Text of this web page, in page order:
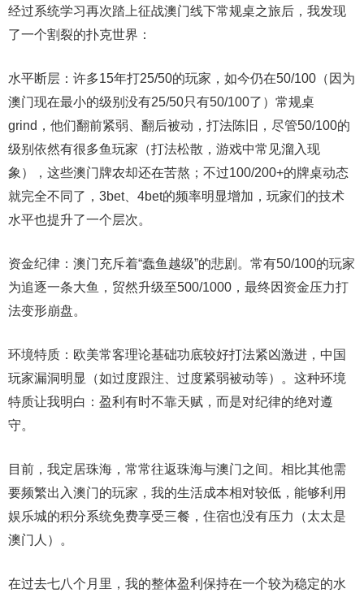
经过系统学习再次踏上征战澳门线下常规桌之旅后，我发现
了一个割裂的扑克世界：
水平断层：许多15年打25/50的玩家，如今仍在50/100（因为
澳门现在最小的级别没有25/50只有50/100了）常规桌
grind，他们翻前紧弱、翻后被动，打法陈旧，尽管50/100的
级别依然有很多鱼玩家（打法松散，游戏中常见溜入现
象），这些澳门牌农却还在苦熬；不过100/200+的牌桌动态
就完全不同了，3bet、4bet的频率明显增加，玩家们的技术
水平也提升了一个层次。
资金纪律：澳门充斥着“蠢鱼越级”的悲剧。常有50/100的玩家
为追逐一条大鱼，贸然升级至500/1000，最终因资金压力打
法变形崩盘。
环境特质：欧美常客理论基础功底较好打法紧凶激进，中国
玩家漏洞明显（如过度跟注、过度紧弱被动等）。这种环境
特质让我明白：盈利有时不靠天赋，而是对纪律的绝对遵
守。
目前，我定居珠海，常常往返珠海与澳门之间。相比其他需
要频繁出入澳门的玩家，我的生活成本相对较低，能够利用
娱乐城的积分系统免费享受三餐，住宿也没有压力（太太是
澳门人）。
在过去七八个月里，我的整体盈利保持在一个较为稳定的水